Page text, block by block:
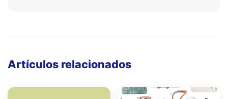
Artículos relacionados